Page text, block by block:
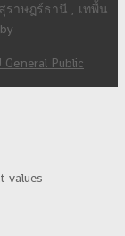
ราษฎร์ธานี , เทพื้น
General Public
values